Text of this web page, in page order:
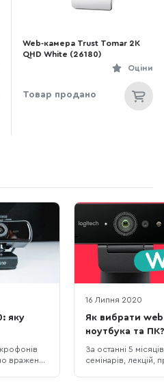
Web-камера Trust Tomar 2K
QHD White (26180)
Оціни
Товар продано
яку
вражений
16 Липня 2020
Як вибрати
ноутбука та ПК?
За останні 5
семінарів, лекцій,